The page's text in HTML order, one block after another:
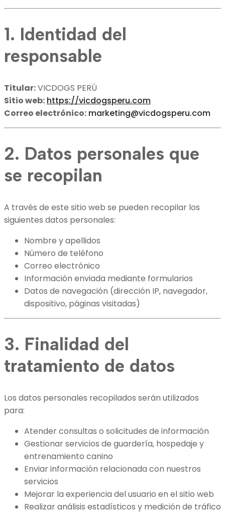
1. Identidad del
responsable
Titular:VICDOGS PERÚ
Sitio web: https://vicdogsperu.com
Correo electrónico: marketing@vicdogsperu.com
2. Datos personales que
se recopilan
A través de este sitio web se pueden recopilar los
siguientes datos personales:
Nombre y apellidos
Número de teléfono
Correo electrónico
Información enviada mediante formularios
Datos de navegación (dirección IP, navegador,
dispositivo, páginas visitadas)
3. Finalidad del
tratamiento de datos
Los datos personales recopilados serán utilizados
para:
Atender consultas o solicitudes de información
Gestionar servicios de guardería, hospedaje y
entrenamiento canino
Enviar información relacionada con nuestros
servicios
Mejorar la experiencia del usuario en el sitio web
Realizar análisis estadísticos y medición de tráfico